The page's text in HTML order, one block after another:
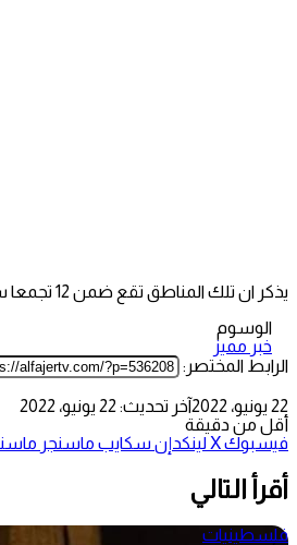
يذكر ان تلك المناطق تقع ضمن 12 تجمعا سكنيا في منطقة المسافر يسعى الاحتلال إلى هدمها وتهجير سكانها لصالح مشاريعه الاستيطانية.
الوسوم
خبر مميز
الرابط المختصر:
22 يونيو، 2022
آخر تحديث: 22 يونيو، 2022
أقل من دقيقة
فيسبوك‫Xلينكدإن سكايب ماسنجر
أقرأ التالي
فلسطينيات